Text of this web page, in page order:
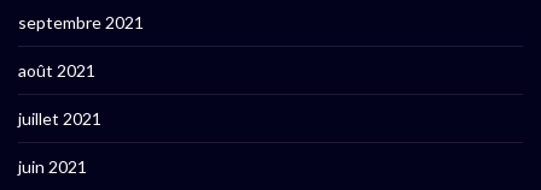
septembre 2021
août 2021
juillet 2021
juin 2021